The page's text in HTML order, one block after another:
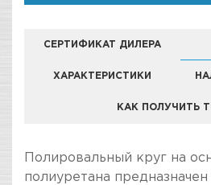
СЕРТИФИКАТ ДИЛЕРА
ХАРАКТЕРИСТИКИ
КАК ПОЛУЧИТЬ
КОМПАНИЯ "ЗВЕЗДА
ОФИЦИАЛЬНЫМ
Полировальный круг на
полиуретана предназначен